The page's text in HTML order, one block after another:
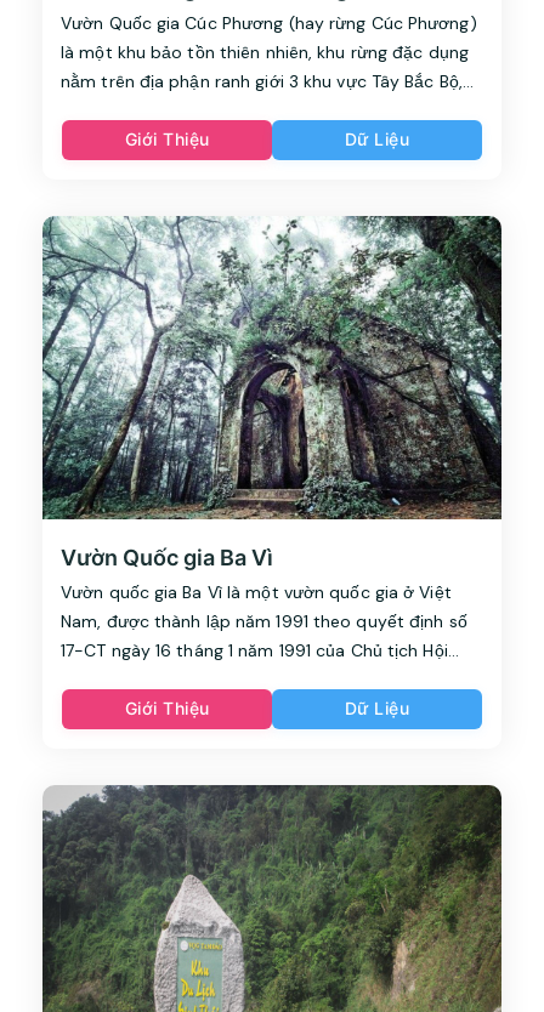
Vườn Quốc gia Cúc Phương (hay rừng Cúc Phương)
là một khu bảo tồn thiên nhiên, khu rừng đặc dụng
nằm trên địa phận ranh giới 3 khu vực Tây Bắc Bộ,
Ninh Bình, Hòa Bình, Thanh Hóa. Vườn quốc gia này
có nguy cơ tuyệt chủng cao được phát hiện và bảo
tồn tại đây. Đây cũng là vườn quốc gia đầu tiên tại
Việt Nam. Cúc Phương đồng thời là một trung tâm
du lịch, nơi đây được Tổ chức World Travel Awards
bầu chọn và vinh danh là Vườn quốc gia hàng đầu
châu Á trong 5 năm liên tiếp 2019-2023
Giới Thiệu Dữ Liệu
Vườn Quốc gia Ba Vì
Vườn quốc gia Ba Vì là một vườn quốc gia ở Việt
Nam, được thành lập năm 1991 theo quyết định số
17-CT ngày 16 tháng 1 năm 1991 của Chủ tịch Hội
Giới Thiệu Dữ Liệu